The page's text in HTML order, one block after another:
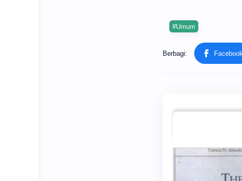
#Umum